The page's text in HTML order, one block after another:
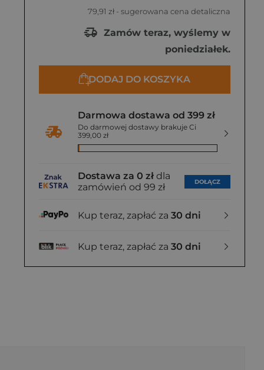
79,91 zł - sugerowana cena detaliczna
Zamów teraz, wyślemy w
poniedziałek.
DODAJ DO KOSZYKA
Darmowa dostawa od 399 zł
Do darmowej dostawy brakuje Ci
399,00 zł
Dostawa za 0 zł dla
zamówień od 99 zł
DOŁĄCZ
Kup teraz, zapłać za 30 dni
Kup teraz, zapłać za 30 dni